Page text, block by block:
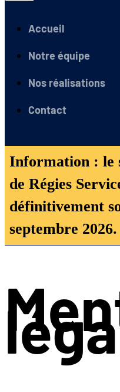
Accueil
Notre équipe
Nos réalisations
Contact
Information : le
de Régies
définitivement
septembre 2026.